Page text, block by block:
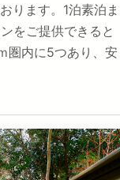
ります。1泊素泊ま
をご提供できると
圏内に5つあり、安